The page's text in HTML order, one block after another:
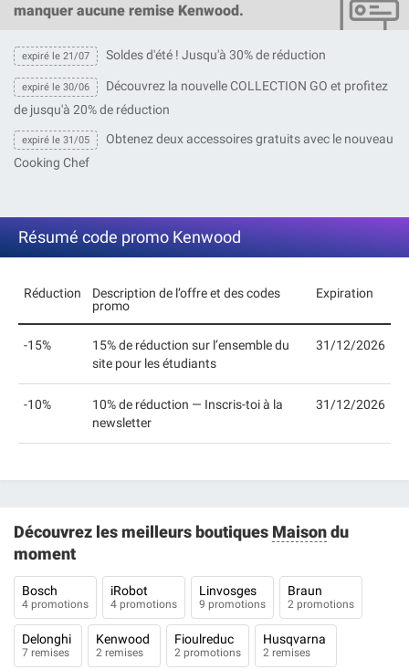
manquer aucune remise Kenwood.
expiré le 21/07 Soldes d'été ! Jusqu'à 30% de réduction
expiré le 30/06
Découvrez la nouvelle COLLECTION GO et profitez
de jusqu'à 20% de réduction
expiré le 31/05
Obtenez deux accessoires gratuits avec le nouveau
Cooking Chef
Résumé code promo Kenwood
Réduction
Description de l’offre et des codes
promo
Expiration
-15%
15% de réduction sur l’ensemble du
site pour les étudiants
31/12/2026
-10%
10% de réduction — Inscris-toi à la
newsletter
31/12/2026
Découvrez les meilleurs boutiques Maisondu
moment
Bosch
4 promotions
iRobot
4 promotions
Linvosges
9 promotions
Braun
2 promotions
Delonghi
7 remises
Kenwood
2 remises
Fioulreduc
2 promotions
Husqvarna
2 remises